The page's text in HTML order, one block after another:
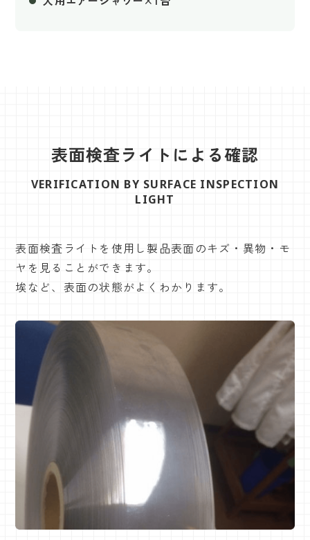
表面検査ライトによる確認
VERIFICATION BY SURFACE INSPECTION
LIGHT
表面検査ライトを使用し製品表面のキズ・異物・モ
ヤを見ることができます。
埃など、表面の状態がよくわかります。